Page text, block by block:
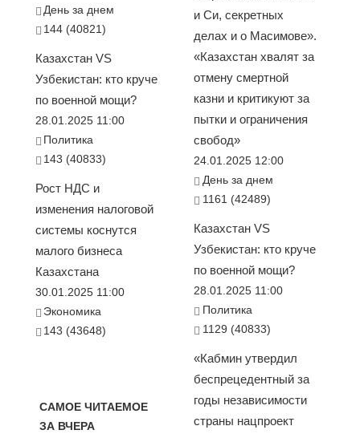
День за днем
144 (40821)
Казахстан VS
Узбекистан: кто круче
по военной мощи?
28.01.2025 11:00
Политика
143 (40833)
Рост НДС и
изменения налоговой
системы коснутся
малого бизнеса
Казахстана
30.01.2025 11:00
Экономика
143 (43648)
САМОЕ ЧИТАЕМОЕ
ЗА ВЧЕРА
и Си, секретных
делах и о Масимове».
«Казахстан хвалят за
отмену смертной
казни и критикуют за
пытки и ограничения
свобод»
24.01.2025 12:00
День за днем
1161 (42489)
Казахстан VS
Узбекистан: кто круче
по военной мощи?
28.01.2025 11:00
Политика
1129 (40833)
«Кабмин утвердил
беспрецедентный за
годы независимости
страны нацпроект